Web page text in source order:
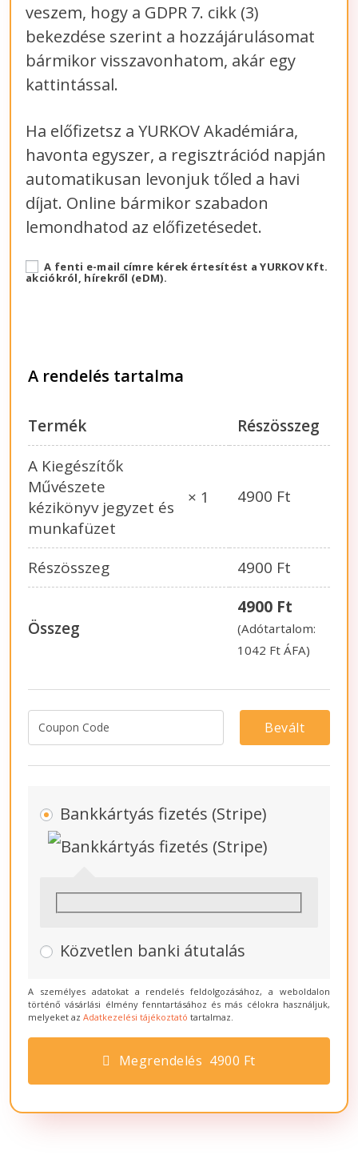
veszem, hogy a GDPR 7. cikk (3)
bekezdése szerint a hozzájárulásomat
bármikor visszavonhatom, akár egy
kattintással.
Ha előfizetsz a YURKOV Akadémiára,
havonta egyszer, a regisztrációd napján
automatikusan levonjuk tőled a havi
díjat. Online bármikor szabadon
lemondhatod az előfizetésedet.
A fenti e-mail címre kérek értesítést a YURKOV Kft.
akciókról, hírekről (eDM).
A rendelés tartalma
Termék
Részösszeg
A Kiegészítők
Művészete
kézikönyv jegyzet és
munkafüzet
× 1 4900 Ft
Részösszeg 4900 Ft
Összeg
4900 Ft
(Adótartalom:
1042 Ft ÁFA)
Bevált
Bankkártyás fizetés (Stripe)
Közvetlen banki átutalás
A személyes adatokat a rendelés feldolgozásához, a weboldalon
történő vásárlási élmény fenntartásához és más célokra használjuk,
melyeket az Adatkezelési tájékoztató tartalmaz.
Megrendelés 4900 Ft